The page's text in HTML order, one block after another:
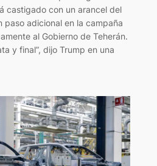
castigado con un arancel del
paso adicional en la campaña
al Gobierno de Teherán.
y final”, dijo Trump en una